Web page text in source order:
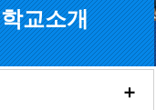
학교소개